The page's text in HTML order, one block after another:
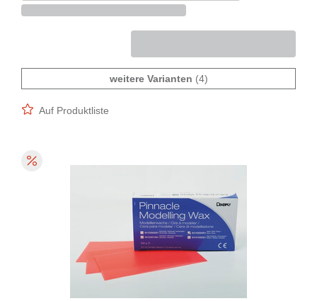
weitere Varianten (4)
Auf Produktliste